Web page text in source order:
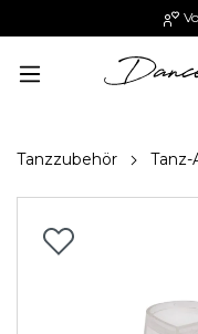
Tanzzubehör Tanz-